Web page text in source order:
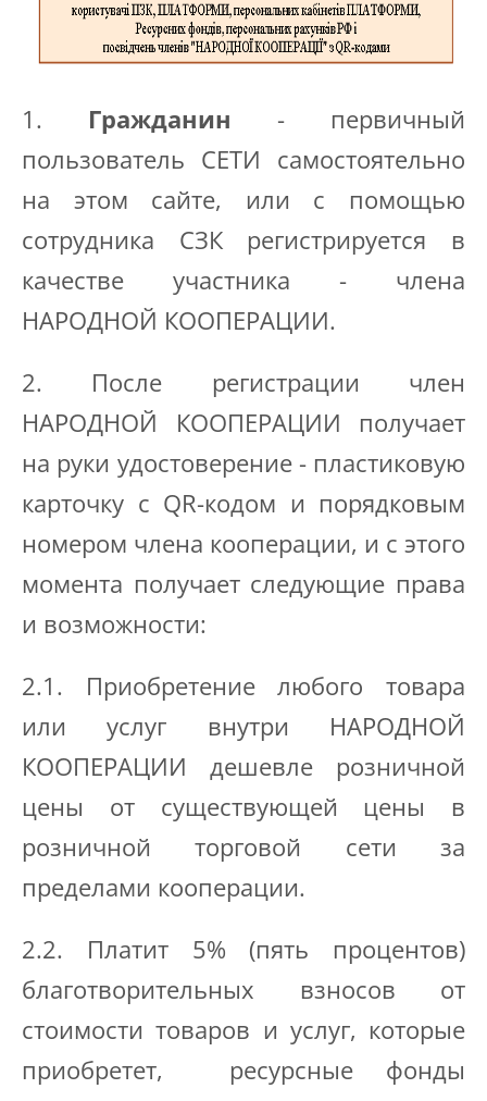
1. Гражданин - первичный
пользователь СЕТИ самостоятельно
на этом сайте, или с помощью
сотрудника СЗК регистрируется в
качестве участника - члена
НАРОДНОЙ КООПЕРАЦИИ.
2. После регистрации член
НАРОДНОЙ КООПЕРАЦИИ получает
на руки удостоверение - пластиковую
карточку с QR-кодом и порядковым
номером члена кооперации, и с этого
момента получает следующие права
и возможности:
2.1. Приобретение любого товара
или услуг внутри НАРОДНОЙ
КООПЕРАЦИИ дешевле розничной
цены от существующей цены в
розничной торговой сети за
пределами кооперации.
2.2. Платит 5% (пять процентов)
благотворительных взносов от
стоимости товаров и услуг, которые
приобретет, ресурсные фонды